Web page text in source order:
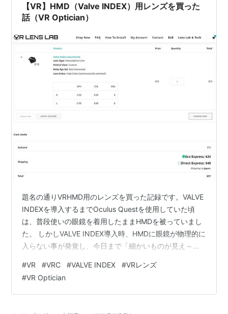
【VR】HMD（Valve INDEX）用レンズを買った
話（VR Optician）
題名の通りVRHMD用のレンズを買った記録です。VALVE
INDEXを導入するまでOculus Questを使用していた頃
は、普段使いの眼鏡を着用したままHMDを被っていまし
た。 しかしVALVE INDEX導入時、HMDに眼鏡が物理的に
入らない事が発覚し、今日まで「細かいものが見え～～
したが、1か月も経たずに我慢ができなくなったので購入
と相成りました。 小さい眼鏡かVRレンズか どのメーカ
ーのHMD用レンズを買うか レンズが手元に届くまで レ
#VR #VRC #VALVE INDEX #VRレンズ
#VR Optician